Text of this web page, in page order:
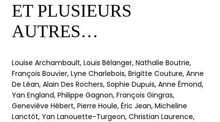
ET PLUSIEURS
AUTRES…
Louise Archambault, Louis Bélanger, Nathalie Boutrie,
François Bouvier, Lyne Charlebois, Brigitte Couture, Anne
De Léan, Alain Des Rochers, Sophie Dupuis, Anne Émond,
Yan England, Philippe Gagnon, François Gingras,
Geneviève Hébert, Pierre Houle, Éric Jean, Micheline
Lanctôt, Yan Lanouette-Turgeon, Christian Laurence,